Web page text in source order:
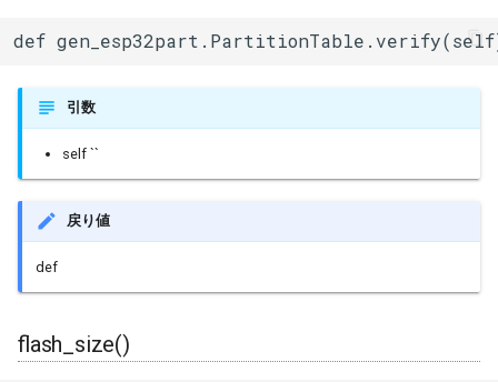
def
引数
self ``
戻り値
def
flash_size()